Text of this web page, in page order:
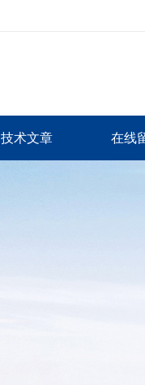
技术文章 在线